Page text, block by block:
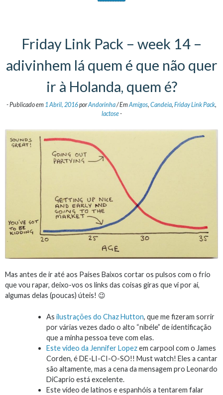
Friday Link Pack – week 14 –
adivinhem lá quem é que não quer
ir à Holanda, quem é?
-Publicado em 1 Abril, 2016porAndorinha/EmAmigos, Candeia, Friday Link Pack,
lactose-
Mas antes de ir até aos Países Baixos cortar os pulsos com o frio
que vou rapar, deixo-vos os links das coisas giras que vi por aí,
algumas delas (poucas) úteis! 😉
Asilustrações do Chaz Hutton, que me fizeram sorrir
por várias vezes dado o alto “nibéle” de identificação
que a minha pessoa teve com elas.
Este vídeo da Jennifer Lopezem carpool com o James
Corden, é DE-LI-CI-O-SO!! Must watch! Eles a cantar
são altamente, mas a cena da mensagem pro Leonardo
DiCaprio está excelente.
Este vídeo de latinos e espanhóis a tentarem falar